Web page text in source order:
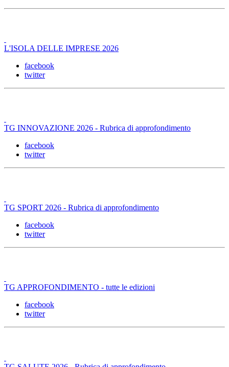
L'ISOLA DELLE IMPRESE 2026
facebook
twitter
TG INNOVAZIONE 2026 - Rubrica di approfondimento
facebook
twitter
TG SPORT 2026 - Rubrica di approfondimento
facebook
twitter
TG APPROFONDIMENTO - tutte le edizioni
facebook
twitter